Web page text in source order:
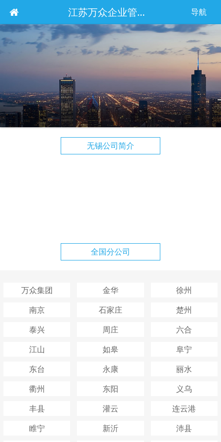
江苏万众企业管理服务集团有限公司 导航
无锡公司简介
全国分公司
万众集团 金华
徐州
南京
石家庄
楚州
泰兴
周庄
六合
江山
如皋
阜宁
东台
永康
丽水
衢州
东阳
义乌
丰县
灌云
连云港
睢宁
新沂 沛县